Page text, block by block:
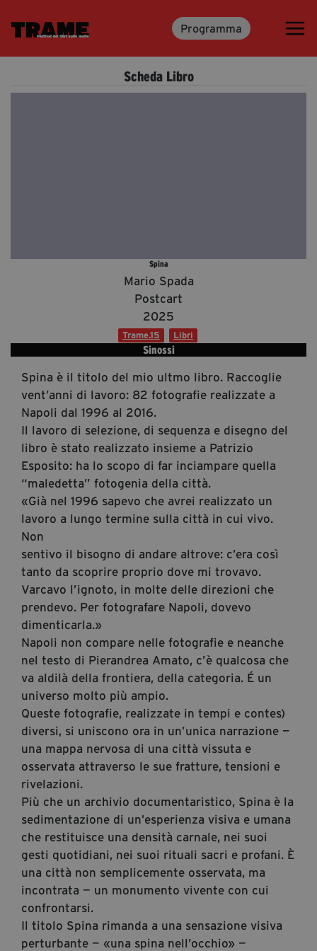
Programma
Trame.15
Dona
Fondazione Trame
Chi Siamo
Civico Trame
#Trameascuola
Visioni Civiche
Mostra 3D - Visioni Civiche
Il Diritto di Essere
Archivio Storico
Contatti
segreteria@tramefestival.it
info@tramefestival.it
+39 346 954 4078
Scheda Libro
Sinossi
Spina è il titolo del mio ultmo libro. Raccoglie
vent’anni di lavoro: 82 fotografie realizzate a
Napoli dal 1996 al 2016.
Il lavoro di selezione, di sequenza e disegno del
libro è stato realizzato insieme a Patrizio
Esposito: ha lo scopo di far inciampare quella
“maledetta” fotogenia della città.
«Già nel 1996 sapevo che avrei realizzato un
lavoro a lungo termine sulla città in cui vivo.
Non
sentivo il bisogno di andare altrove: c’era così
tanto da scoprire proprio dove mi trovavo.
Varcavo l’ignoto, in molte delle direzioni che
prendevo. Per fotografare Napoli, dovevo
dimenticarla.»
Napoli non compare nelle fotografie e neanche
nel testo di Pierandrea Amato, c’è qualcosa che
va aldilà della frontiera, della categoria. É un
universo molto più ampio.
Queste fotografie, realizzate in tempi e contes)
diversi, si uniscono ora in un’unica narrazione —
una mappa nervosa di una città vissuta e
osservata attraverso le sue fratture, tensioni e
rivelazioni.
Più che un archivio documentaristico, Spina è la
sedimentazione di un’esperienza visiva e umana
che restituisce una densità carnale, nei suoi
gesti quotidiani, nei suoi rituali sacri e profani. È
una città non semplicemente osservata, ma
incontrata — un monumento vivente con cui
confrontarsi.
Il titolo Spina rimanda a una sensazione visiva
perturbante — «una spina nell’occhio» —
Spina
Mario Spada
Postcart
2025
Trame.15 Libri